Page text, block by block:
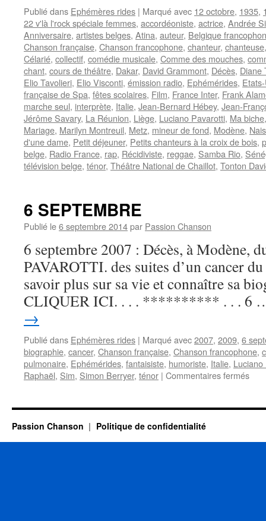
Publié dans Ephémères rides | Marqué avec 12 octobre, 1935,
22 v'là l'rock spéciale femmes, accordéoniste, actrice, Andrée
Anniversaire, artistes belges, Atina, auteur, Belgique
Chanson française, Chanson francophone, chanteur, chanteuse
Célarié, collectif, comédie musicale, Comme des mouches,
chant, cours de théâtre, Dakar, David Grammont, Décès, Diane
Elio Tavolieri, Elio Visconti, émission radio, Ephémérides,
française de Spa, fêtes scolaires, Film, France Inter, Frank
marche seul, interprète, Italie, Jean-Bernard Hébey, Jean-
Jérôme Savary, La Réunion, Liège, Luciano Pavarotti, Ma biche
Mariage, Marilyn Montreuil, Metz, mineur de fond, Modène,
d'une dame, Petit déjeuner, Petits chanteurs à la croix de bois,
belge, Radio France, rap, Récidiviste, reggae, Samba Rio,
télévision belge, ténor, Théâtre National de Chaillot, Tonton
6 SEPTEMBRE
Publié le6 septembre 2014par Passion Chanson
6 septembre 2007 : Décès, à Modène,
PAVAROTTI. des suites d’un cancer
savoir plus sur sa vie et connaître sa
CLIQUER ICI. . . . ********** . . . 6
→
Publié dans Ephémères rides | Marqué avec2007, 2009, 6
biographie, cancer, Chanson française, Chanson francophone,
pulmonaire, Ephémérides, fantaisiste, humoriste, Italie,
Raphaël, Sim, Simon Berryer, ténor | Commentaires ferméssur
Passion Chanson Politique de confidentialité